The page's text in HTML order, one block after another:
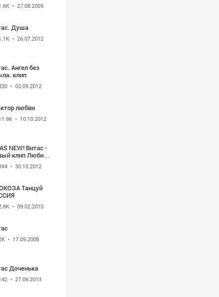
• 27.08.2009
Душа
• 26.07.2012
Ангел без
клип
• 02.09.2012
любви
• 10.10.2012
NEW! Витас -
клип Люби
• 30.10.2012
Танцуй
• 09.02.2010
• 17.09.2008
Доченька
• 27.06.2013